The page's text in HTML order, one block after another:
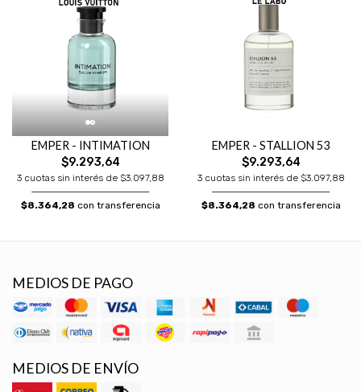
EMPER - INTIMATION
$9.293,64
3 cuotas sin interés de $3.097,88
$8.364,28 con transferencia
EMPER - STALLION 53
$9.293,64
3 cuotas sin interés de $3.097,88
$8.364,28 con transferencia
MEDIOS DE PAGO
MEDIOS DE ENVÍO